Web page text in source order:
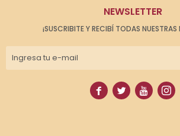
NEWSLETTER
¡SUSCRIBITE Y RECIBÍ TODAS
   